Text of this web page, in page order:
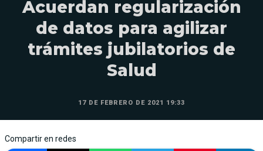
Acuerdan regularización
de datos para agilizar
trámites jubilatorios de
Salud
17 DE FEBRERO DE 2021 19:33
Compartir en redes